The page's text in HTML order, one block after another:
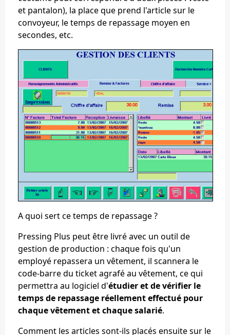
et pantalon), la place que prend l'article sur le
convoyeur, le temps de repassage moyen en
secondes, etc.
A quoi sert ce temps de repassage ?
Pressing Plus peut être livré avec un outil de
gestion de production : chaque fois qu'un
employé repassera un vêtement, il scannera le
code-barre du ticket agrafé au vêtement, ce qui
permettra au logiciel d'étudier et de vérifier le
temps de repassage réellement effectué pour
chaque vêtement et chaque salarié.
Comment les articles sont-ils placés ensuite sur le